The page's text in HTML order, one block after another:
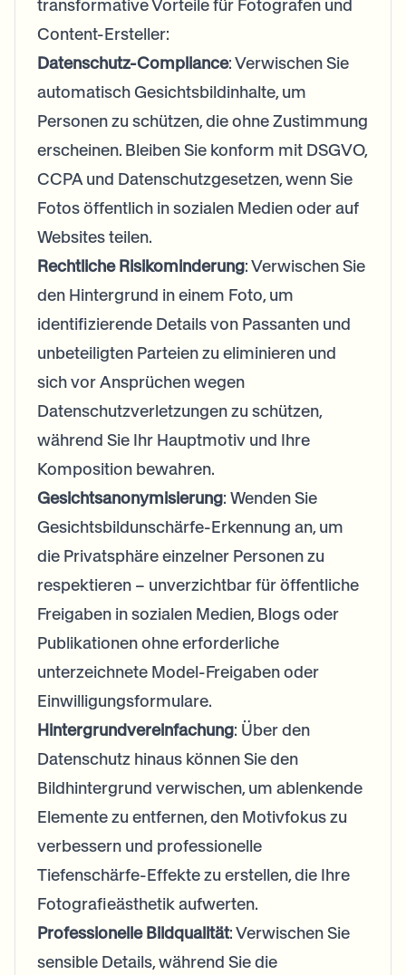
transformative Vorteile für Fotografen und
Content-Ersteller:
Datenschutz-Compliance: Verwischen Sie
automatisch Gesichtsbildinhalte, um
Personen zu schützen, die ohne Zustimmung
erscheinen. Bleiben Sie konform mit DSGVO,
CCPA und Datenschutzgesetzen, wenn Sie
Fotos öffentlich in sozialen Medien oder auf
Websites teilen.
Rechtliche Risikominderung: Verwischen Sie
den Hintergrund in einem Foto, um
identifizierende Details von Passanten und
unbeteiligten Parteien zu eliminieren und
sich vor Ansprüchen wegen
Datenschutzverletzungen zu schützen,
während Sie Ihr Hauptmotiv und Ihre
Komposition bewahren.
Gesichtsanonymisierung: Wenden Sie
Gesichtsbildunschärfe-Erkennung an, um
die Privatsphäre einzelner Personen zu
respektieren – unverzichtbar für öffentliche
Freigaben in sozialen Medien, Blogs oder
Publikationen ohne erforderliche
unterzeichnete Model-Freigaben oder
Einwilligungsformulare.
Hintergrundvereinfachung: Über den
Datenschutz hinaus können Sie den
Bildhintergrund verwischen, um ablenkende
Elemente zu entfernen, den Motivfokus zu
verbessern und professionelle
Tiefenschärfe-Effekte zu erstellen, die Ihre
Fotografieästhetik aufwerten.
Professionelle Bildqualität: Verwischen Sie
sensible Details, während Sie die